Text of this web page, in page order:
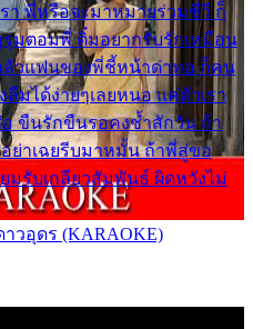
า พี่หรือจะมาหมายร่วมชีวี ก็
มตอมพี่ ติ๋มอยากรับรักเหมือน
ลัวแฟนของพี่ชี้หน้าด่าทอ ก็คน
มได้ง่ายๆเลยหนอ แค่ตัวเรา
ขืนรักขืนรอคงช้ำสักวัน ถ้า
ย่าเฉยรีบมาหมั้น ถ้าพี่สู่ขอ
มรับเกลียวสัมพันธ์ ผิดหวังไม่
วอุดร (KARAOKE)